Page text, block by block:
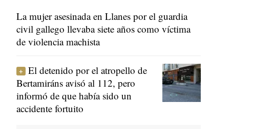
La mujer asesinada en Llanes por el guardia
civil gallego llevaba siete años como víctima
de violencia machista
El detenido por el atropello de
Bertamiráns avisó al 112, pero
informó de que había sido un
accidente fortuito